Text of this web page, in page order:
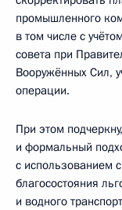
промышленного
в том числе с
совета при
Вооружённых Сил,
операции.
При этом
и формальный
с использованием
благосостояния
и водного